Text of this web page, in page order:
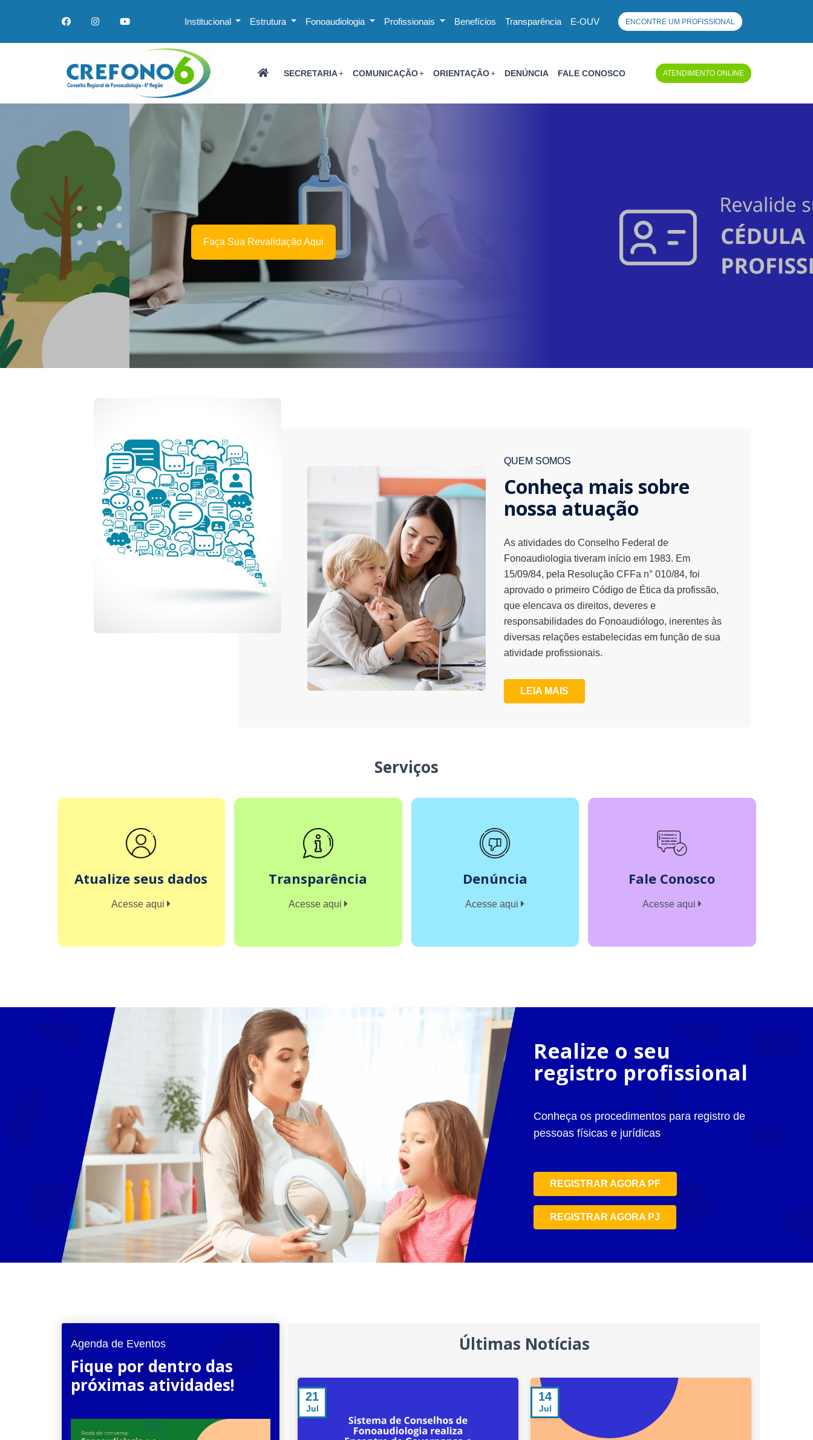
Institucional Estrutura Fonoaudiologia Profissionais Benefícios Transparência E-OUV ENCONTRE UM PROFISSIONAL
SECRETARIA COMUNICAÇÃO ORIENTAÇÃO DENÚNCIA FALE CONOSCO ATENDIMENTO ONLINE
Faça Sua Revalidação Aqui
QUEM SOMOS
Conheça mais sobre
nossa atuação
As atividades do Conselho Federal de
Fonoaudiologia tiveram início em 1983. Em
15/09/84, pela Resolução CFFa n° 010/84, foi
aprovado o primeiro Código de Ética da profissão,
que elencava os direitos, deveres e
responsabilidades do Fonoaudiólogo, inerentes às
diversas relações estabelecidas em função de sua
atividade profissionais.
LEIA MAIS
Serviços
Atualize seus dados
Acesse aqui
Transparência
Acesse aqui
Denúncia
Acesse aqui
Fale Conosco
Acesse aqui
Realize o seu
registro profissional
Conheça os procedimentos para registro de
pessoas físicas e jurídicas
REGISTRAR AGORA PF
REGISTRAR AGORA PJ
Agenda de Eventos
Fique por dentro das
próximas atividades!
Últimas Notícias
23 21
Jul
14
Jul